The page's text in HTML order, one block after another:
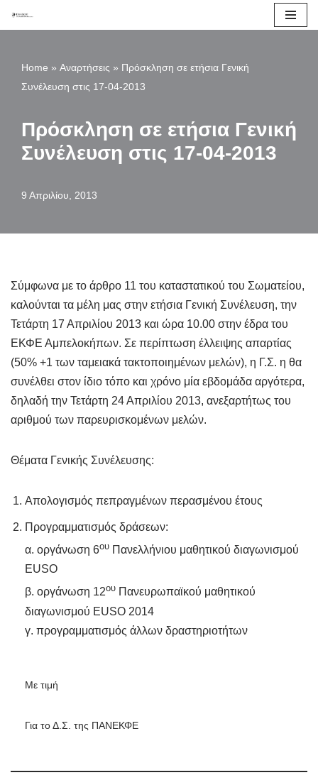
Home » Αναρτήσεις » Πρόσκληση σε ετήσια Γενική
Συνέλευση στις 17-04-2013
Πρόσκληση σε ετήσια Γενική
Συνέλευση στις 17-04-2013
9 Απριλίου, 2013
Σύμφωνα με το άρθρο 11 του καταστατικού του Σωματείου,
καλούνται τα μέλη μας στην ετήσια Γενική Συνέλευση, την
Τετάρτη 17 Απριλίου 2013 και ώρα 10.00 στην έδρα του
ΕΚΦΕ Αμπελοκήπων. Σε περίπτωση έλλειψης απαρτίας
(50% +1 των ταμειακά τακτοποιημένων μελών), η Γ.Σ. η θα
συνέλθει στον ίδιο τόπο και χρόνο μία εβδομάδα αργότερα,
δηλαδή την Τετάρτη 24 Απριλίου 2013, ανεξαρτήτως του
αριθμού των παρευρισκομένων μελών.
Θέματα Γενικής Συνέλευσης:
Απολογισμός πεπραγμένων περασμένου έτους
Προγραμματισμός δράσεων:
α. οργάνωση 6ου Πανελλήνιου μαθητικού διαγωνισμού
EUSO
β. οργάνωση 12ου Πανευρωπαϊκού μαθητικού
διαγωνισμού EUSO 2014
γ. προγραμματισμός άλλων δραστηριοτήτων
Με τιμή
Για το Δ.Σ. της ΠΑΝΕΚΦΕ